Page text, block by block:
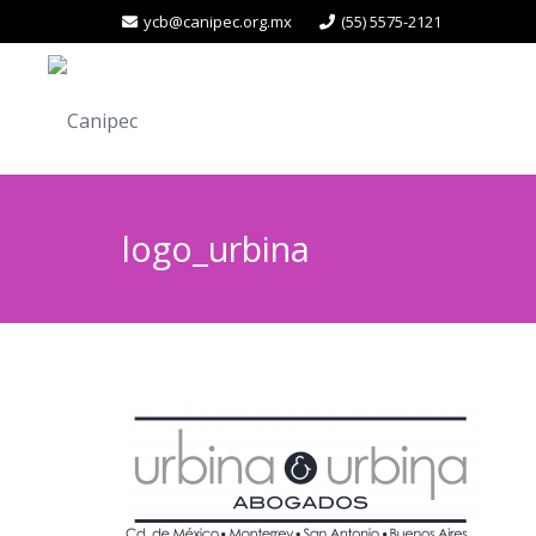
ycb@canipec.org.mx (55) 5575-2121
logo_urbina